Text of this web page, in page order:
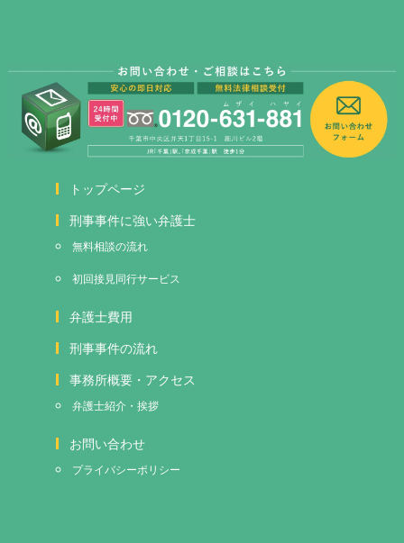
トップページ
刑事事件に強い弁護士
無料相談の流れ
初回接見 同行サービス
弁護士費用
刑事事件の流れ
事務所概要・アクセス
弁護士紹介・挨拶
お問い合わせ
プライバシーポリシー